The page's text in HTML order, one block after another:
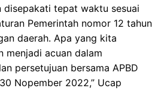
disepakati tepat waktu sesuai
Pemerintah nomor 12 tahun
daerah. Apa yang kita
menjadi acuan dalam
persetujuan bersama APBD
Nopember 2022,” Ucap